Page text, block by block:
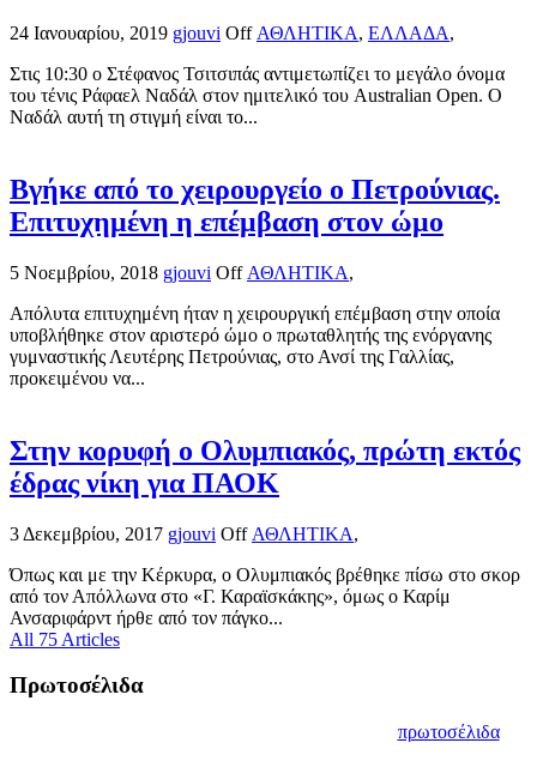
24 Ιανουαρίου, 2019 gjouvi Off ΑΘΛΗΤΙΚΑ, ΕΛΛΑΔΑ,
Στις 10:30 ο Στέφανος Τσιτσιπάς αντιμετωπίζει το μεγάλο όνομα
του τένις Ράφαελ Ναδάλ στον ημιτελικό του Australian Open. Ο
Ναδάλ αυτή τη στιγμή είναι το...
Βγήκε από το χειρουργείο ο Πετρούνιας.
Επιτυχημένη η επέμβαση στον ώμο
5 Νοεμβρίου, 2018 gjouvi Off ΑΘΛΗΤΙΚΑ,
Απόλυτα επιτυχημένη ήταν η χειρουργική επέμβαση στην οποία
υποβλήθηκε στον αριστερό ώμο ο πρωταθλητής της ενόργανης
γυμναστικής Λευτέρης Πετρούνιας, στο Ανσί της Γαλλίας,
προκειμένου να...
Στην κορυφή ο Ολυμπιακός, πρώτη εκτός
έδρας νίκη για ΠΑΟΚ
3 Δεκεμβρίου, 2017 gjouvi Off ΑΘΛΗΤΙΚΑ,
Όπως και με την Κέρκυρα, ο Ολυμπιακός βρέθηκε πίσω στο σκορ
από τον Απόλλωνα στο «Γ. Καραϊσκάκης», όμως ο Καρίμ
Ανσαριφάρντ ήρθε από τον πάγκο...
All 75 Articles
Πρωτοσέλιδα
πρωτοσέλιδα